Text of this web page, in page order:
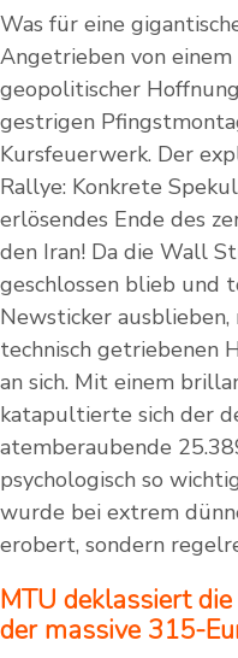
Was für eine
Angetrieben von einem
geopolitischer
gestrigen
Kursfeuerwerk. Der
Rallye: Konkrete
erlösendes Ende des
den Iran! Da die Wall
geschlossen blieb und
Newsticker
technisch getriebenen
an sich. Mit einem
katapultierte sich der
atemberaubende
psychologisch so
wurde bei extrem
erobert, sondern
MTU deklassiert
der massive 315-